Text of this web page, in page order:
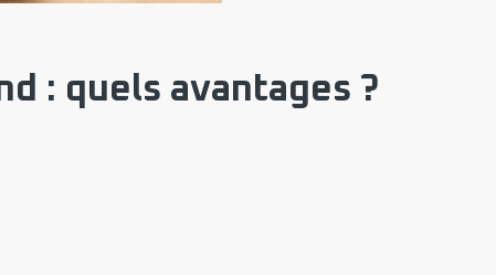
: quels avantages ?